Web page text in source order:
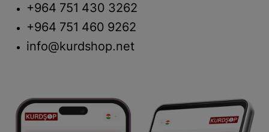
+964 751 430 3262
+964 751 460 9262
info@kurdshop.net